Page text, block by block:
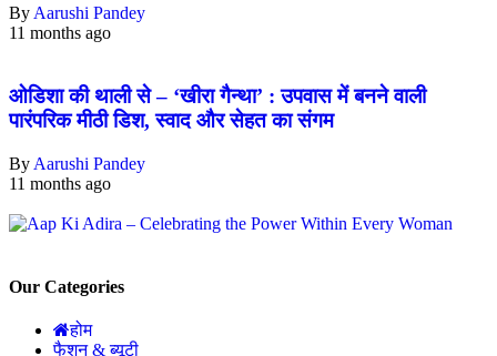
By Aarushi Pandey
11 months ago
ओडिशा की थाली से – ‘खीरा गैन्था’ : उपवास में बनने वाली
पारंपरिक मीठी डिश, स्वाद और सेहत का संगम
By Aarushi Pandey
11 months ago
Our Categories
होम
फैशन & ब्यूटी